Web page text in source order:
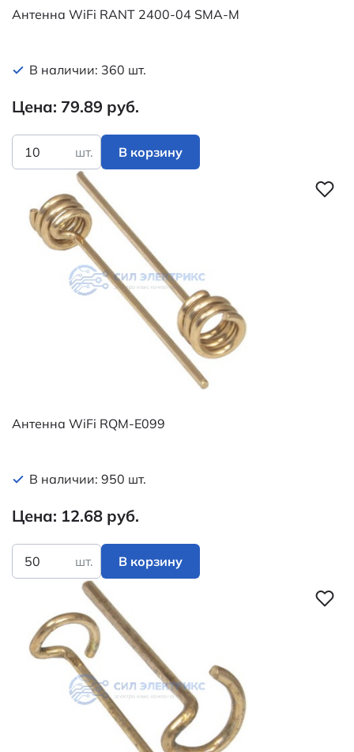
Антенна WiFi RANT 2400-04 SMA-M
В наличии: 360 шт.
Цена: 79.89 руб.
шт. В корзину
Антенна WiFi RQM-E099
В наличии: 950 шт.
Цена: 12.68 руб.
шт. В корзину